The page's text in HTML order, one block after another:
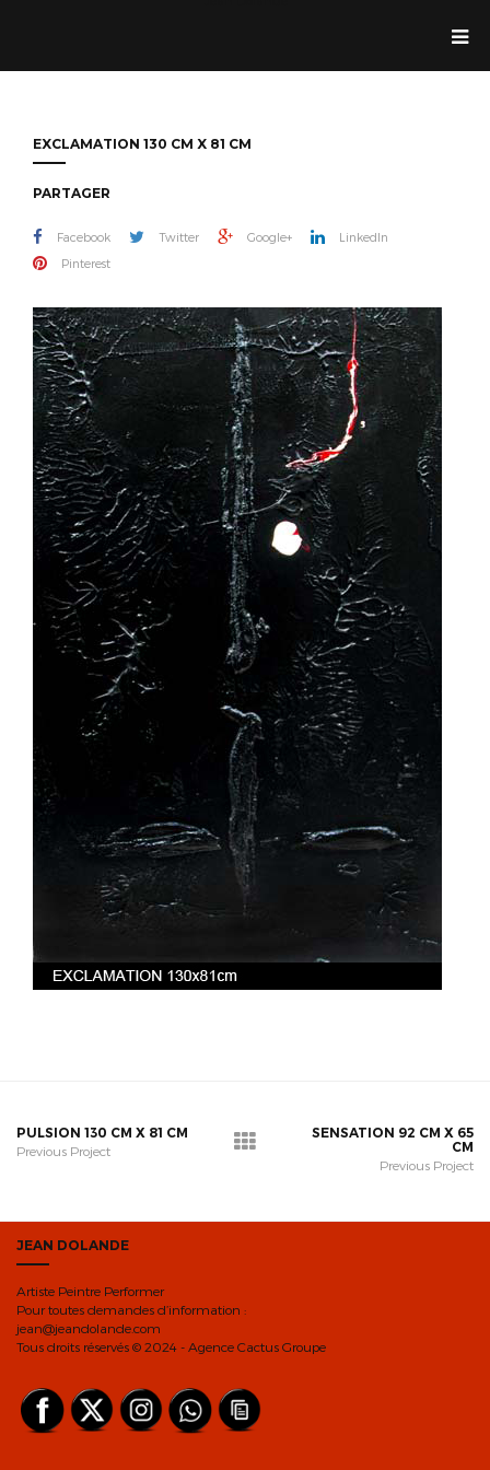
EXCLAMATION 130 CM X 81 CM
PARTAGER
Facebook Twitter Google+
LinkedIn
Pinterest
PULSION 130 CM X 81 CM
Previous Project
SENSATION 92 CM X 65
CM
Previous Project
JEAN DOLANDE
Artiste Peintre Performer
Pour toutes demandes d’information :
jean@jeandolande.com
Tous droits réservés © 2024 - Agence Cactus Groupe